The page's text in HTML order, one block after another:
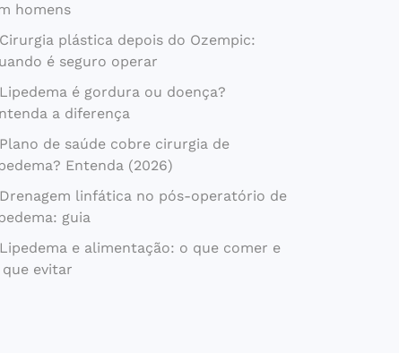
homens
Cirurgia plástica depois do Ozempic:
é seguro operar
Lipedema é gordura ou doença?
a diferença
Plano de saúde cobre cirurgia de
Entenda (2026)
Drenagem linfática no pós-operatório de
guia
Lipedema e alimentação: o que comer e
que evitar